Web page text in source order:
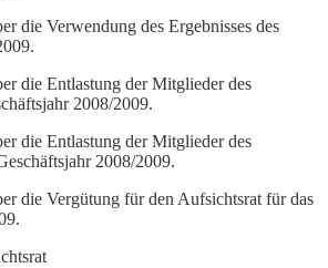
die Verwendung des Ergebnisses des
die Entlastung der Mitglieder des
2008/2009.
die Entlastung der Mitglieder des
2008/2009.
die Vergütung für den Aufsichtsrat für das